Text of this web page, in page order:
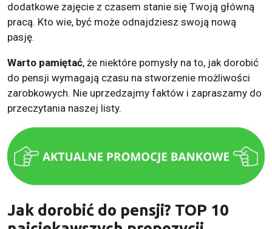
dodatkowe zajęcie z czasem stanie się Twoją główną
pracą. Kto wie, być może odnajdziesz swoją nową
pasję.
Warto pamiętać, że niektóre pomysły na to, jak dorobić
do pensji wymagają czasu na stworzenie możliwości
zarobkowych. Nie uprzedzajmy faktów i zapraszamy do
przeczytania naszej listy.
Jak dorobić do pensji? TOP 10